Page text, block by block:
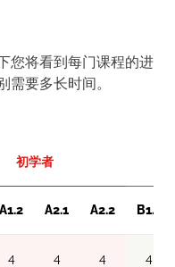
您将看到每门课程的进
要多长时间。
初学者
A1.2 A2.1 A2.2 B1.1
4 4 4 4